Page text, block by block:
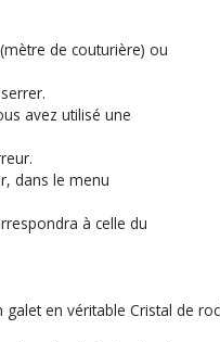
de couturière) ou
avez utilisé une
dans le menu
à celle du
en véritable Cristal de